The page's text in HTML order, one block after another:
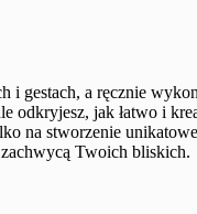
i gestach, a ręcznie
odkryjesz, jak łatwo i
na stworzenie
Twoich bliskich.